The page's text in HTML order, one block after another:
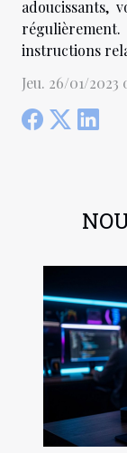
adoucissants,
instructions
Jeu. 26/01/2023